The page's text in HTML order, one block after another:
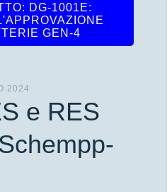
DG-1001E:
GEN-4
2024
e RES